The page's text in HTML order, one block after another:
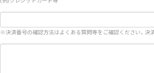
※決済番号の確認方法はよくある質問等をご確認ください。決